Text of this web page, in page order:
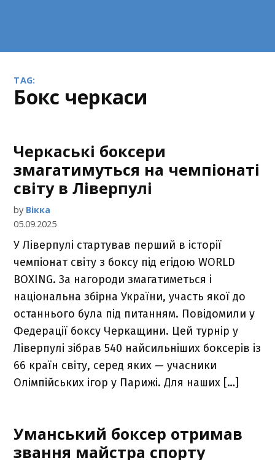
TAG:
бокс черкаси
Черкаські боксери
змагатимуться на чемпіонаті
світу в Ліверпулі
by Вікка
05.09.2025
У Ліверпулі стартував перший в історії
чемпіонат світу з боксу під егідою WORLD
BOXING. За нагороди змагатиметься і
національна збірна України, участь якої до
останнього була під питанням. Повідомили у
Федерації боксу Черкащини. Цей турнір у
Ліверпулі зібрав 540 найсильніших боксерів із
66 країн світу, серед яких — учасники
Олімпійських ігор у Парижі. Для наших […]
Уманський боксер отримав
звання майстра спорту